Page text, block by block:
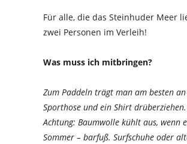
Für alle, die das Steinhuder Meer
zwei Personen im Verleih!
Was muss ich mitbringen?
Zum Paddeln trägt man am besten
Sporthose und ein Shirt drüberziehen.
Achtung: Baumwolle kühlt aus, wenn
Sommer – barfuß. Surfschuhe oder